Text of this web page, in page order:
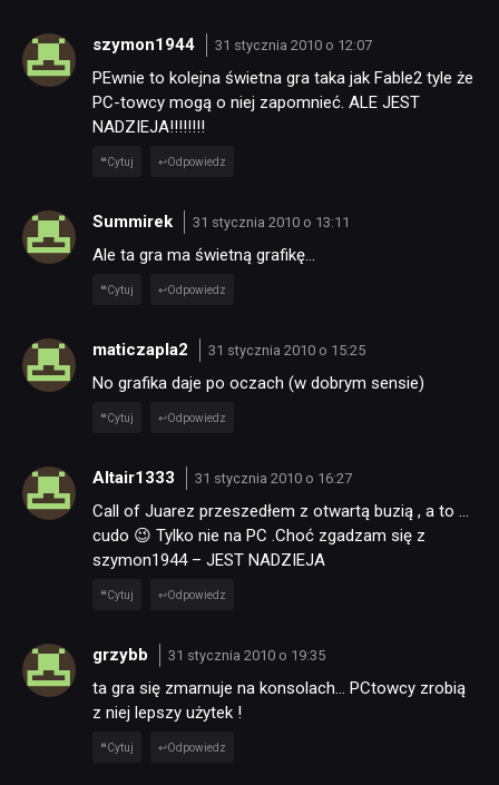
szymon1944 31 stycznia 2010 o 12:07
PEwnie to kolejna świetna gra taka jak Fable2 tyle że
PC-towcy mogą o niej zapomnieć. ALE JEST
NADZIEJA!!!!!!!!
Cytuj Odpowiedz
Summirek 31 stycznia 2010 o 13:11
Ale ta gra ma świetną grafikę…
Cytuj Odpowiedz
maticzapla2 31 stycznia 2010 o 15:25
No grafika daje po oczach (w dobrym sensie)
Cytuj Odpowiedz
Altair1333 31 stycznia 2010 o 16:27
Call of Juarez przeszedłem z otwartą buzią , a to …
cudo 😉 Tylko nie na PC .Choć zgadzam się z
szymon1944 – JEST NADZIEJA
Cytuj Odpowiedz
grzybb 31 stycznia 2010 o 19:35
ta gra się zmarnuje na konsolach… PCtowcy zrobią
z niej lepszy użytek !
Cytuj Odpowiedz